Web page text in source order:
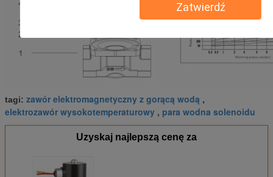
Zatwierdź
tagi: zawór elektromagnetyczny z gorącą wodą ,
elektrozawór wysokotemperaturowy , para wodna solenoidu
Uzyskaj najlepszą cenę za